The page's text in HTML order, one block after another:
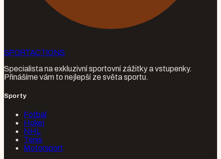
SPORTACTIONS
Specialista na exkluzivní sportovní zážitky a vstupenky.
Přinášíme vám to nejlepší ze světa sportu.
Sporty
Fotbal
Hokej
NHL
Tenis
Motorsport